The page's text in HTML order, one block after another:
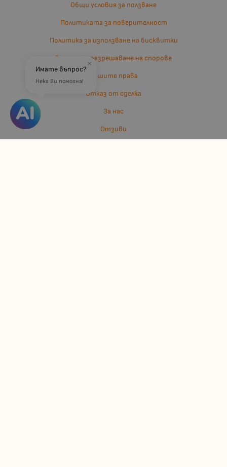
Общи условия за ползване
Политиката за поверителност
Политика за използване на бисквитки
Въпроси и разрешаване на спорове
Вашите права
Отказ от сделка
За нас
Отзиви
×
Имате въпрос?
Нека Ви помогна!